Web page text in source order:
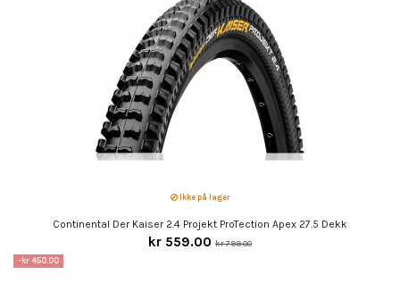
Ikke på lager
Continental Der Kaiser 2.4 Projekt ProTection Apex 27.5 Dekk
kr 559.00 kr 799.00
-kr 450.00